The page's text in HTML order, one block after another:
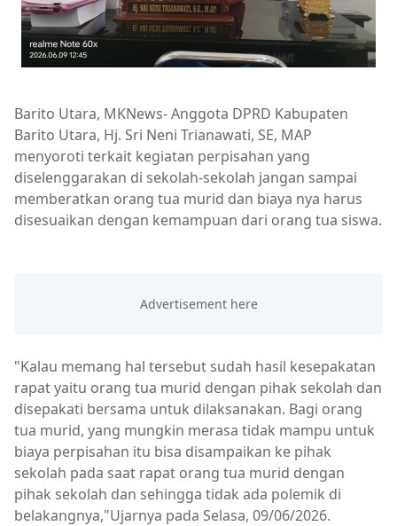
Barito Utara, MKNews- Anggota DPRD Kabupaten
Barito Utara, Hj. Sri Neni Trianawati, SE, MAP
menyoroti terkait kegiatan perpisahan yang
diselenggarakan di sekolah-sekolah jangan sampai
memberatkan orang tua murid dan biaya nya harus
disesuaikan dengan kemampuan dari orang tua siswa.
"Kalau memang hal tersebut sudah hasil kesepakatan
rapat yaitu orang tua murid dengan pihak sekolah dan
disepakati bersama untuk dilaksanakan. Bagi orang
tua murid, yang mungkin merasa tidak mampu untuk
biaya perpisahan itu bisa disampaikan ke pihak
sekolah pada saat rapat orang tua murid dengan
pihak sekolah dan sehingga tidak ada polemik di
belakangnya,"Ujarnya pada Selasa, 09/06/2026.